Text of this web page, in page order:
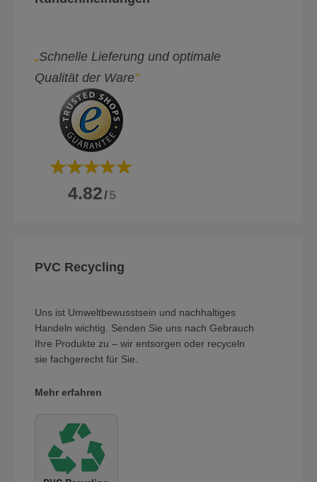
„Schnelle Lieferung und optimale
Qualität der Ware"
4.82/5
PVC Recycling
Uns ist Umweltbewusstsein und nachhaltiges
Handeln wichtig. Senden Sie uns nach Gebrauch
Ihre Produkte zu – wir entsorgen oder recyceln
sie fachgerecht für Sie.
Mehr erfahren